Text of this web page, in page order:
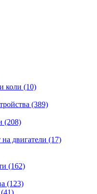
коли (10)
(389)
(208)
двигатели (17)
(162)
(123)
(41)